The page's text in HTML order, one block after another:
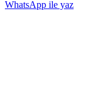
WhatsApp ile yaz